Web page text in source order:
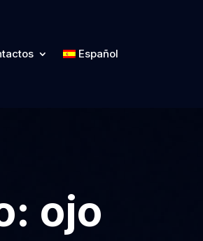
Español
ojo